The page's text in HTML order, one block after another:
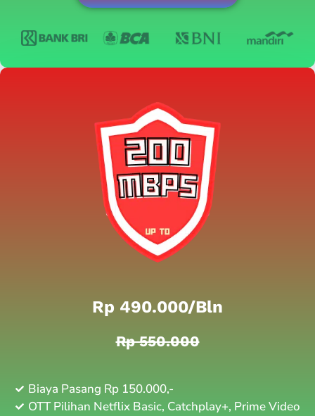
Rp 490.000/bln
Rp 550.000
Biaya Pasang Rp 150.000,-
OTT Pilihan Netflix Basic, Catchplay+, Prime Video